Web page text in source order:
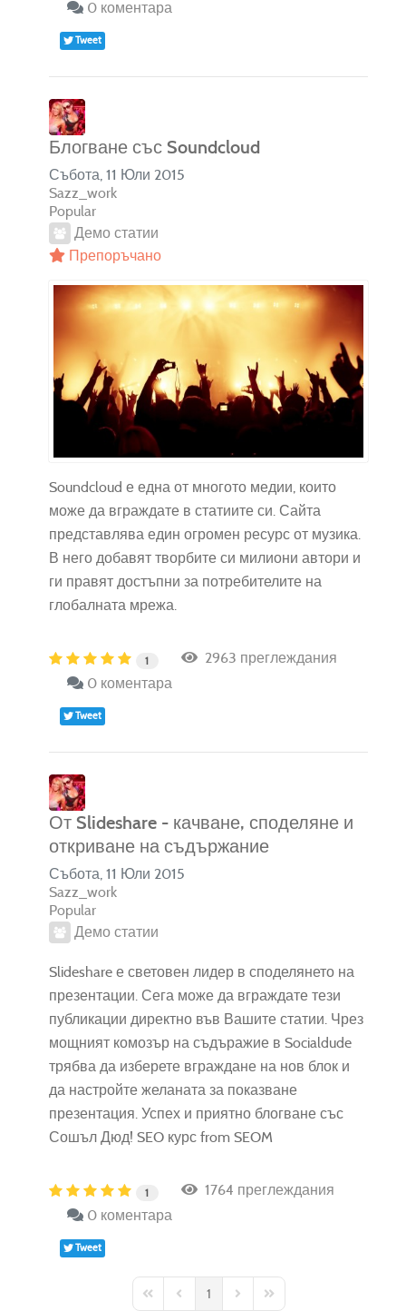
0 коментара
Tweet
Блогване със Soundcloud
Събота, 11 Юли 2015
Sazz_work
Popular
Демо статии
Препоръчано
Soundcloud е една от многото медии, които
може да вграждате в статиите си. Сайта
представлява един огромен ресурс от музика.
В него добавят творбите си милиони автори и
ги правят достъпни за потребителите на
глобалната мрежа.
1
2963 преглеждания
0 коментара
Tweet
От Slideshare - качване, споделяне и
откриване на съдържание
Събота, 11 Юли 2015
Sazz_work
Popular
Демо статии
Slideshare е световен лидер в споделянето на
презентации. Сега може да вграждате тези
публикации директно във Вашите статии. Чрез
мощният комозър на съдъражие в Socialdude
трябва да изберете вграждане на нов блок и
да настройте желаната за показване
презентация. Успех и приятно блогване със
Сошъл Дюд! SEO курс from SEOM
1
1764 преглеждания
0 коментара
Tweet
First PagePrevious Page
1 Next PageLast Page